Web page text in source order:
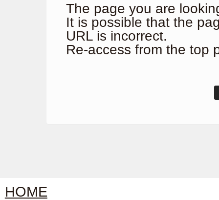
The page you are
It is possible that the
URL is incorrect.
Re-access from the top
HOME